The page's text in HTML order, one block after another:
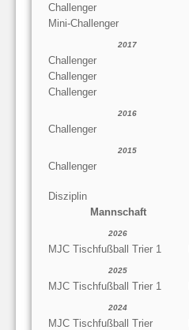
Challenger
Mini-Challenger
2017
Challenger
Challenger
Challenger
2016
Challenger
2015
Challenger
Disziplin
Mannschaft
2026
MJC Tischfußball Trier 1
2025
MJC Tischfußball Trier 1
2024
MJC Tischfußball Trier